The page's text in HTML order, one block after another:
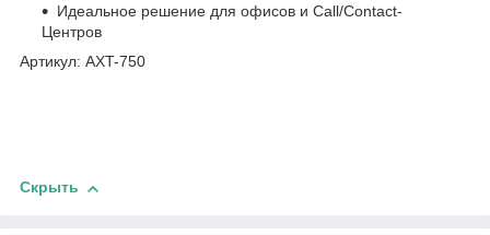
Идеальное решение для офисов и Call/Contact-
Центров
Артикул: AXT-750
Скрыть